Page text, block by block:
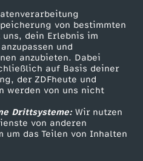
von bestimmten
dein Erlebnis im
und
anzubieten. Dabei
auf Basis deiner
der ZDFheute und
werden von uns nicht
Drittsysteme:Wir nutzen
von anderen
um das Teilen von Inhalten
Zuschauerservice
Hilfe